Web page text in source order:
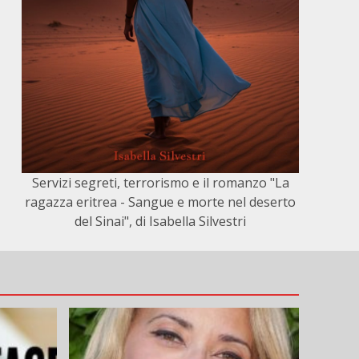
Servizi segreti, terrorismo e il romanzo "La
ragazza eritrea - Sangue e morte nel deserto
del Sinai", di Isabella Silvestri